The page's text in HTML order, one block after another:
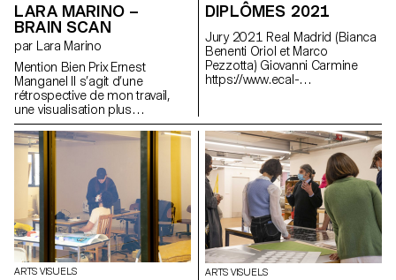
LARA MARINO –
BRAIN SCAN
par Lara Marino
Mention Bien Prix Ernest
Manganel Il s’agit d’une
rétrospective de mon travail,
une visualisation plus
approfondie de mon mémoire
et une prolongation de mes
recherches. Par la métaphore
d’une forêt cérébrale où
prennent place et cohabitent
plusieurs œuvres,
personnages, espaces et
objets. Le corps est également
intégré comme une forme de
paysage. Un écosystème
rempli d’informations où le
DIPLÔMES 2021
Jury 2021 Real Madrid (Bianca
Benenti Oriol et Marco
Pezzotta) Giovanni Carmine
https://www.ecal-
ARTS VISUELS ARTS VISUELS